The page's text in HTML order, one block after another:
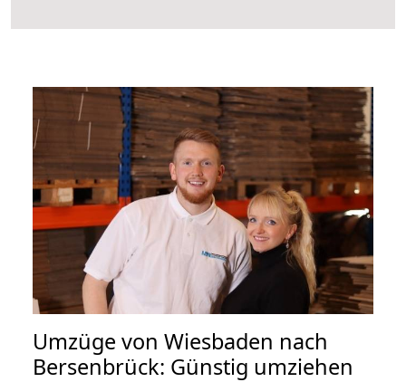
Umzüge von Wiesbaden nach
Bersenbrück: Günstig umziehen